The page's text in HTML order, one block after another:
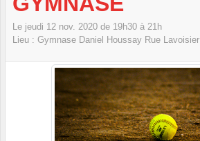
Le jeudi 12 nov. 2020 de 19h30 à 21h
Lieu : Gymnase Daniel Houssay Rue Lavoisier